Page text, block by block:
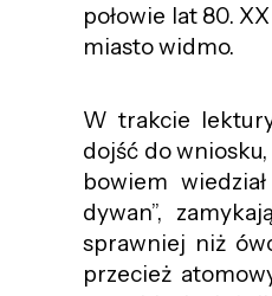
połowie lat 80.
miasto widmo.
W trakcie
dojść do
bowiem
dywan”,
sprawniej niż
przecież